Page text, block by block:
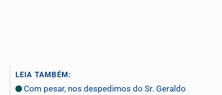
LEIA TAMBÉM:
Com pesar, nos despedimos do Sr. Geraldo